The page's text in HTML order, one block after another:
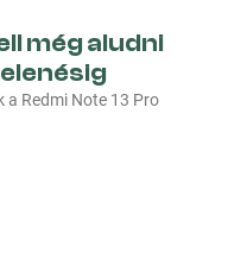
még aludni
Redmi Note 13 Pro